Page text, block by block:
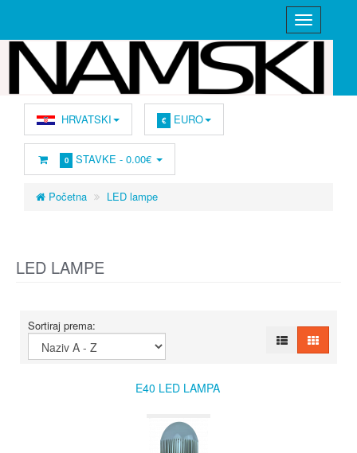
HRVATSKI € EURO
0 STAVKE -0.00€
Početna LED lampe
LED LAMPE
Sortiraj prema:
E40 LED LAMPA